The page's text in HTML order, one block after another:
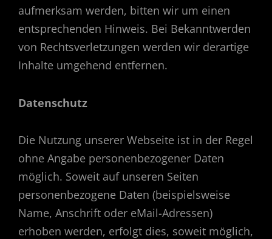
aufmerksam werden, bitten wir um einen
entsprechenden Hinweis. Bei Bekanntwerden
von Rechtsverletzungen werden wir derartige
Inhalte umgehend entfernen.
Datenschutz
Die Nutzung unserer Webseite ist in der Regel
ohne Angabe personenbezogener Daten
möglich. Soweit auf unseren Seiten
personenbezogene Daten (beispielsweise
Name, Anschrift oder eMail-Adressen)
erhoben werden, erfolgt dies, soweit möglich,